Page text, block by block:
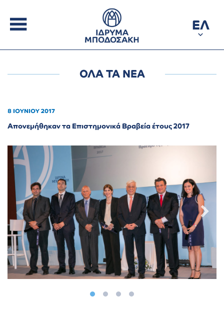
ΕΛ
ΟΛΑ ΤΑ ΝΕΑ
8 ΙΟΥΝΙΟΥ 2017
Απονεμήθηκαν τα Επιστημονικά Βραβεία έτους 2017